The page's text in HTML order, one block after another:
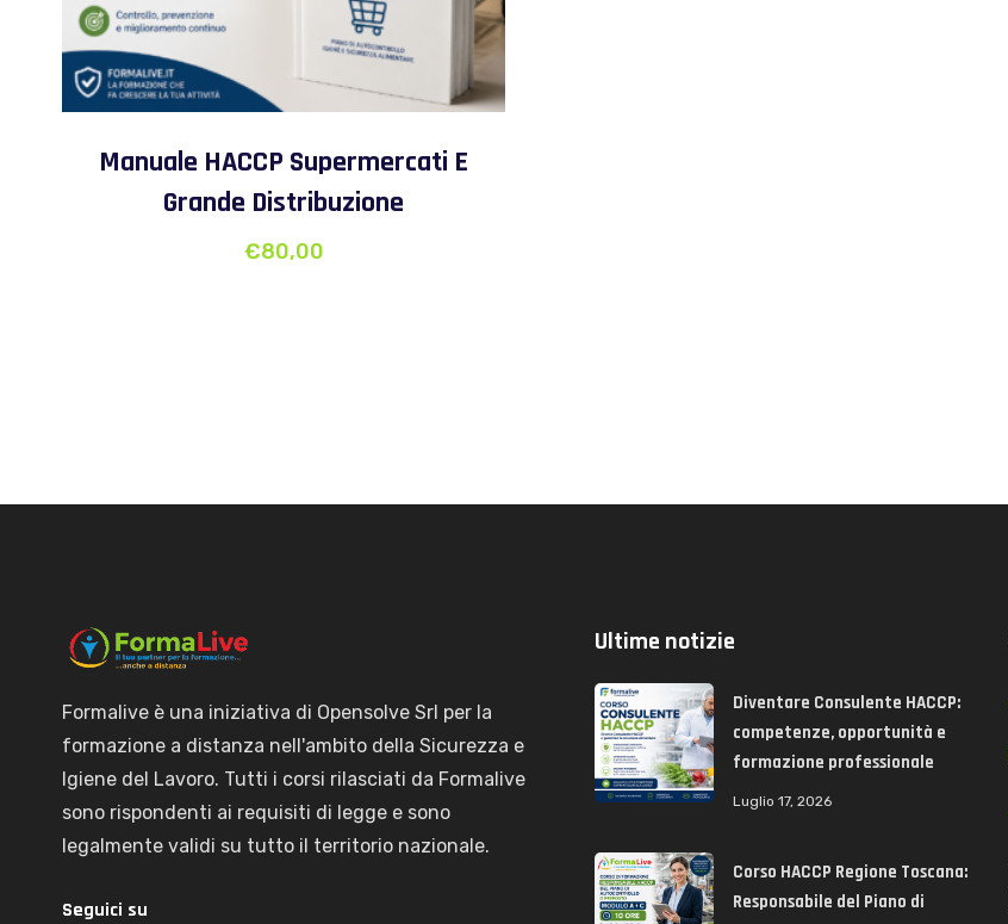
Manuale HACCP Supermercati E
Grande Distribuzione
€80,00
Formalive è una iniziativa di Opensolve Srl per la
formazione a distanza nell'ambito della Sicurezza e
Igiene del Lavoro. Tutti i corsi rilasciati da Formalive
sono rispondenti ai requisiti di legge e sono
legalmente validi su tutto il territorio nazionale.
Seguici su
Ultime notizie
Diventare Consulente HACCP:
competenze, opportunità e
formazione professionale
Luglio 17, 2026
Corso HACCP Regione Toscana:
Responsabile del Piano di